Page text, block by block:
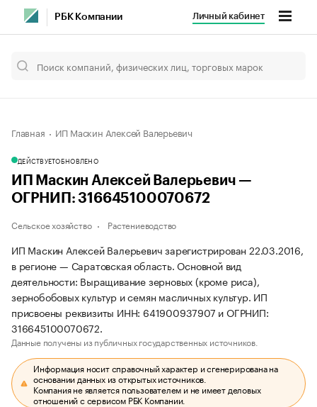
РБК Компании Личный кабинет
Главная ИП Маскин Алексей Валерьевич
ДЕЙСТВУЕТОБНОВЛЕНО
ИП Маскин Алексей Валерьевич —
ОГРНИП: 316645100070672
Сельское хозяйство Растениеводство
ИП Маскин Алексей Валерьевич зарегистрирован 22.03.2016,
в регионе — Саратовская область. Основной вид
деятельности: Выращивание зерновых (кроме риса),
зернобобовых культур и семян масличных культур. ИП
присвоены реквизиты ИНН: 641900937907 и ОГРНИП:
316645100070672.
Данные получены из публичных государственных источников.
Информация носит справочный характер и сгенерирована на
основании данных из открытых источников.
Компания не является пользователем и не имеет деловых
отношений с сервисом РБК Компании.